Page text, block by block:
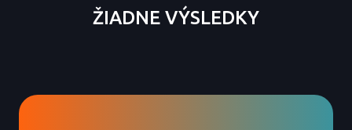
ŽIADNE VÝSLEDKY